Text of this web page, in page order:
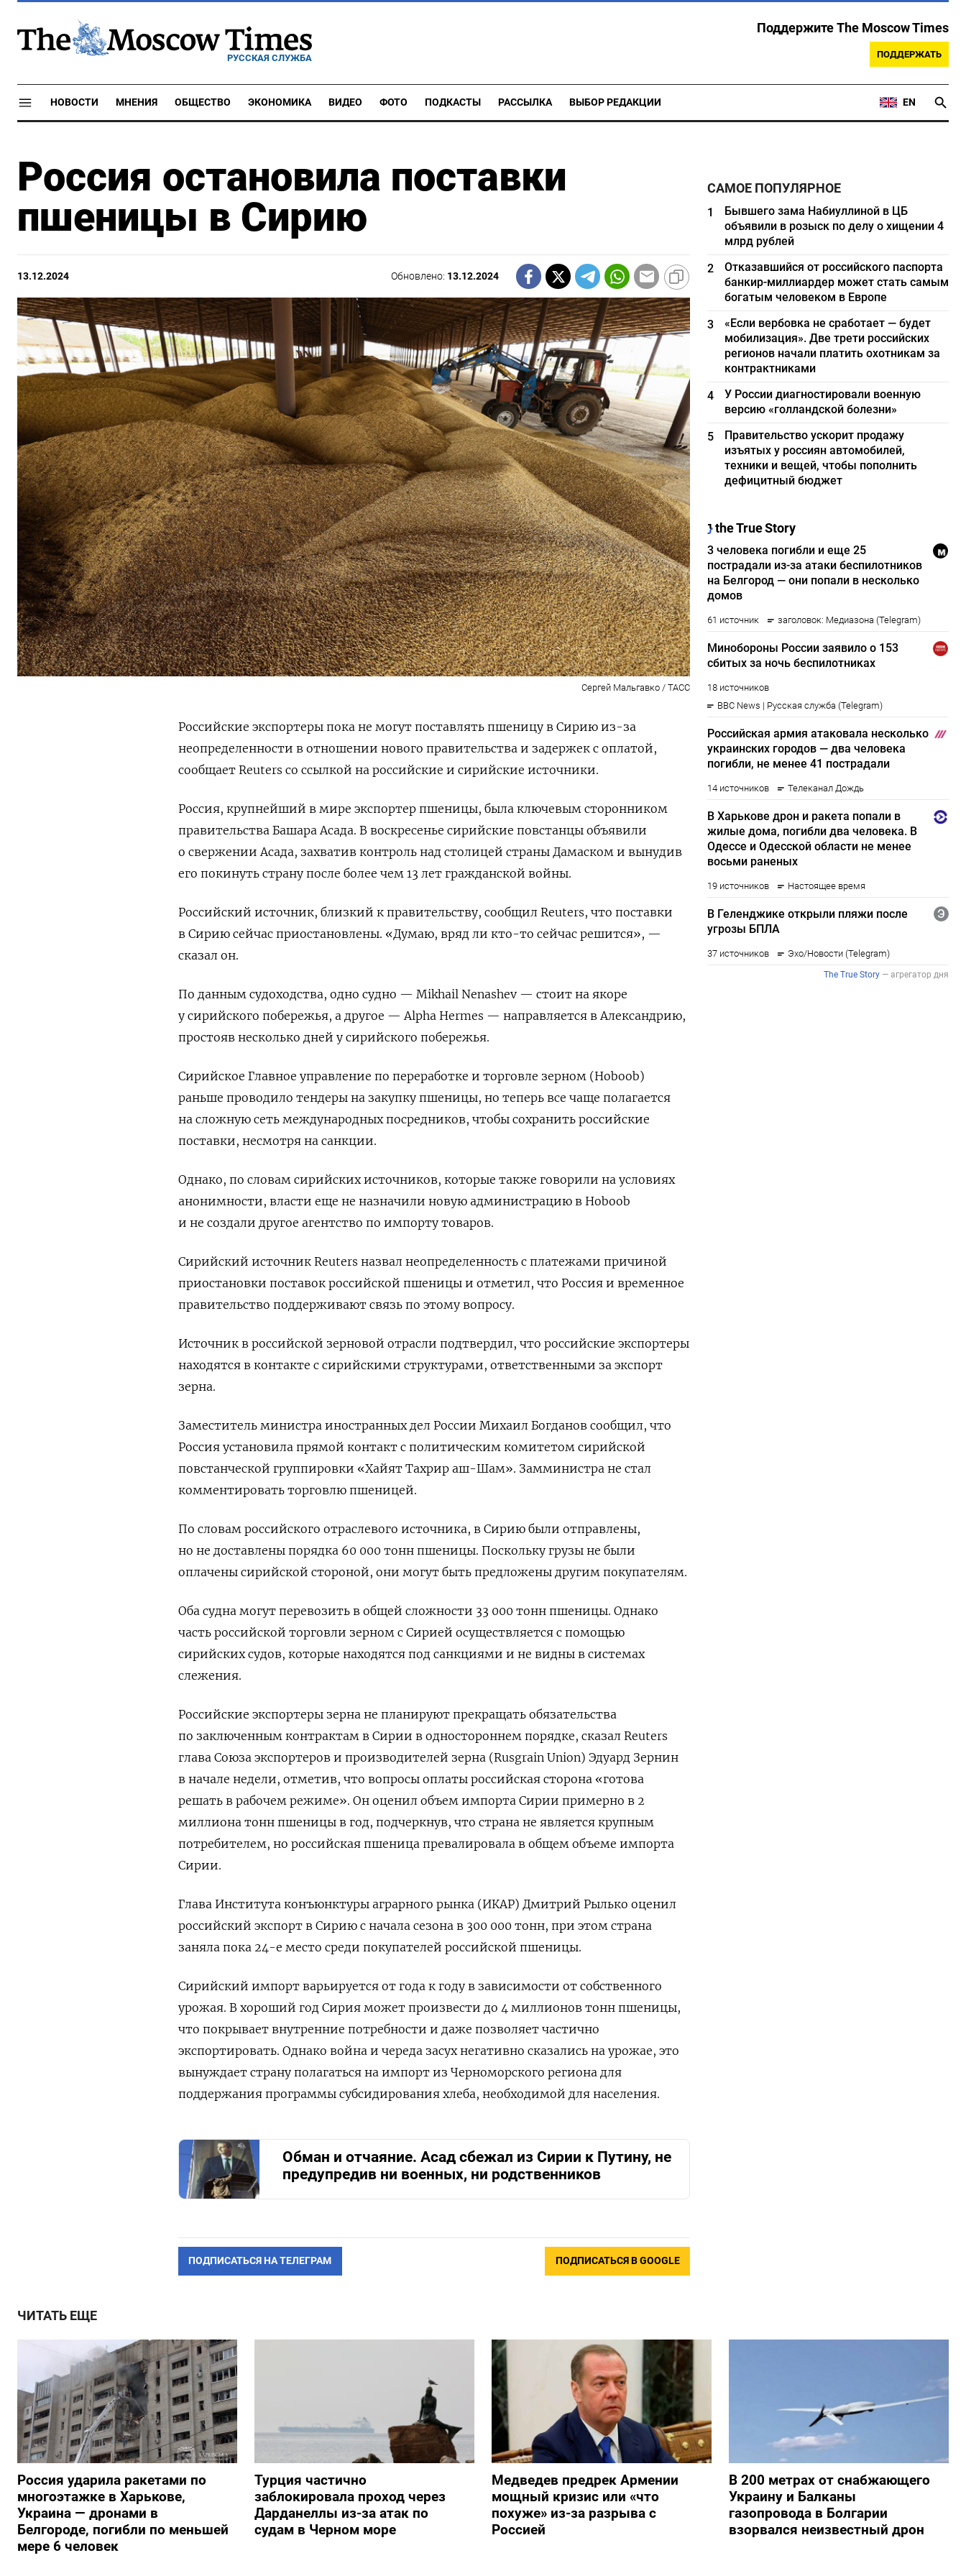
РУССКАЯ СЛУЖБА
Поддержите The Moscow Times
ПОДДЕРЖАТЬ
НОВОСТИ МНЕНИЯ ОБЩЕСТВО ЭКОНОМИКА ВИДЕО ФОТО ПОДКАСТЫ РАССЫЛКА ВЫБОР РЕДАКЦИИ EN
Россия остановила поставки
пшеницы в Сирию
13.12.2024 Обновлено: 13.12.2024
Сергей Мальгавко / ТАСС
Российские экспортеры пока не могут поставлять пшеницу в Сирию из-за
неопределенности в отношении нового правительства и задержек с оплатой,
сообщает Reuters со ссылкой на российские и сирийские источники.
Россия, крупнейший в мире экспортер пшеницы, была ключевым сторонником
правительства Башара Асада. В воскресенье сирийские повстанцы объявили
о свержении Асада, захватив контроль над столицей страны Дамаском и вынудив
его покинуть страну после более чем 13 лет гражданской войны.
Российский источник, близкий к правительству, сообщил Reuters, что поставки
в Сирию сейчас приостановлены. «Думаю, вряд ли кто-то сейчас решится», —
сказал он.
По данным судоходства, одно судно — Mikhail Nenashev — стоит на якоре
у сирийского побережья, а другое — Alpha Hermes — направляется в Александрию,
простояв несколько дней у сирийского побережья.
Сирийское Главное управление по переработке и торговле зерном (Hoboob)
раньше проводило тендеры на закупку пшеницы, но теперь все чаще полагается
на сложную сеть международных посредников, чтобы сохранить российские
поставки, несмотря на санкции.
Однако, по словам сирийских источников, которые также говорили на условиях
анонимности, власти еще не назначили новую администрацию в Hoboob
и не создали другое агентство по импорту товаров.
Сирийский источник Reuters назвал неопределенность с платежами причиной
приостановки поставок российской пшеницы и отметил, что Россия и временное
правительство поддерживают связь по этому вопросу.
Источник в российской зерновой отрасли подтвердил, что российские экспортеры
находятся в контакте с сирийскими структурами, ответственными за экспорт
зерна.
Заместитель министра иностранных дел России Михаил Богданов сообщил, что
Россия установила прямой контакт с политическим комитетом сирийской
повстанческой группировки «Хайят Тахрир аш-Шам». Замминистра не стал
комментировать торговлю пшеницей.
По словам российского отраслевого источника, в Сирию были отправлены,
но не доставлены порядка 60 000 тонн пшеницы. Поскольку грузы не были
оплачены сирийской стороной, они могут быть предложены другим покупателям.
Оба судна могут перевозить в общей сложности 33 000 тонн пшеницы. Однако
часть российской торговли зерном с Сирией осуществляется с помощью
сирийских судов, которые находятся под санкциями и не видны в системах
слежения.
Российские экспортеры зерна не планируют прекращать обязательства
по заключенным контрактам в Сирии в одностороннем порядке, сказал Reuters
глава Союза экспортеров и производителей зерна (Rusgrain Union) Эдуард Зернин
в начале недели, отметив, что вопросы оплаты российская сторона «готова
решать в рабочем режиме». Он оценил объем импорта Сирии примерно в 2
миллиона тонн пшеницы в год, подчеркнув, что страна не является крупным
потребителем, но российская пшеница превалировала в общем объеме импорта
Сирии.
Глава Института конъюнктуры аграрного рынка (ИКАР) Дмитрий Рылько оценил
российский экспорт в Сирию с начала сезона в 300 000 тонн, при этом страна
заняла пока 24-е место среди покупателей российской пшеницы.
Сирийский импорт варьируется от года к году в зависимости от собственного
урожая. В хороший год Сирия может произвести до 4 миллионов тонн пшеницы,
что покрывает внутренние потребности и даже позволяет частично
экспортировать. Однако война и череда засух негативно сказались на урожае, это
вынуждает страну полагаться на импорт из Черноморского региона для
поддержания программы субсидирования хлеба, необходимой для населения.
Обман и отчаяние. Асад сбежал из Сирии к Путину, не
предупредив ни военных, ни родственников
ПОДПИСАТЬСЯ НА ТЕЛЕГРАМ ПОДПИСАТЬСЯ В GOOGLE
САМОЕ ПОПУЛЯРНОЕ
1
Бывшего зама Набиуллиной в ЦБ
объявили в розыск по делу о хищении 4
млрд рублей
2
Отказавшийся от российского паспорта
банкир-миллиардер может стать самым
богатым человеком в Европе
3
«Если вербовка не сработает — будет
мобилизация». Две трети российских
регионов начали платить охотникам за
контрактниками
4
У России диагностировали военную
версию «голландской болезни»
5
Правительство ускорит продажу
изъятых у россиян автомобилей,
техники и вещей, чтобы пополнить
дефицитный бюджет
ЧИТАТЬ ЕЩЕ
Россия ударила ракетами по
многоэтажке в Харькове,
Украина — дронами в
Белгороде, погибли по меньшей
мере 6 человек
Турция частично
заблокировала проход через
Дарданеллы из-за атак по
судам в Черном море
Медведев предрек Армении
мощный кризис или «что
похуже» из-за разрыва с
Россией
В 200 метрах от снабжающего
Украину и Балканы
газопровода в Болгарии
взорвался неизвестный дрон